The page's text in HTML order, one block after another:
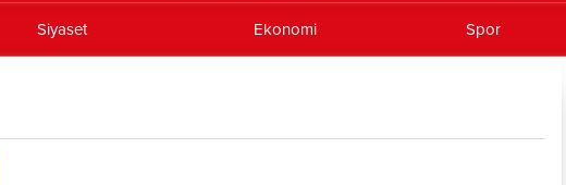
Siyaset Ekonomi Spor